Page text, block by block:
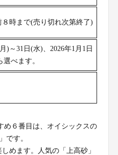
８時まで(売り切れ次第終了)
)～31日(水)、2026年1月1日
べます。
め６番目は、オイシックスの
です。
めます。人気の「上高砂」